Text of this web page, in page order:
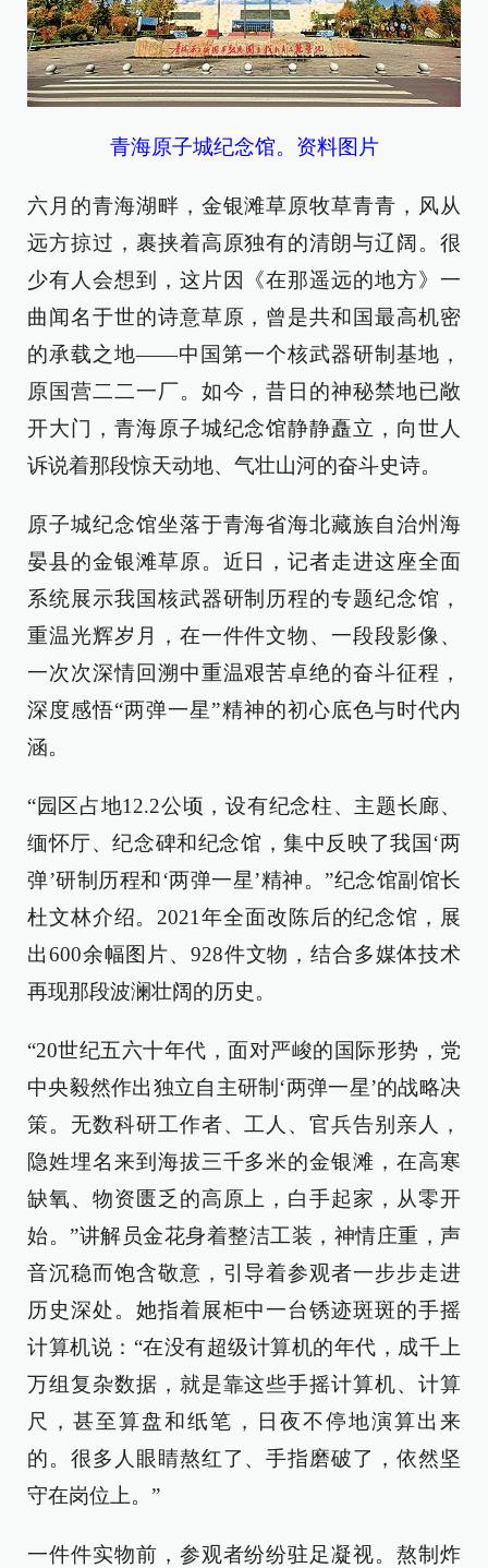
青海原子城纪念馆。资料图片
六月的青海湖畔，金银滩草原牧草青青，风从
远方掠过，裹挟着高原独有的清朗与辽阔。很
少有人会想到，这片因《在那遥远的地方》一
曲闻名于世的诗意草原，曾是共和国最高机密
的承载之地——中国第一个核武器研制基地，
原国营二二一厂。如今，昔日的神秘禁地已敞
开大门，青海原子城纪念馆静静矗立，向世人
诉说着那段惊天动地、气壮山河的奋斗史诗。
原子城纪念馆坐落于青海省海北藏族自治州海
晏县的金银滩草原。近日，记者走进这座全面
系统展示我国核武器研制历程的专题纪念馆，
重温光辉岁月，在一件件文物、一段段影像、
一次次深情回溯中重温艰苦卓绝的奋斗征程，
深度感悟“两弹一星”精神的初心底色与时代内
涵。
“园区占地12.2公顷，设有纪念柱、主题长廊、
缅怀厅、纪念碑和纪念馆，集中反映了我国‘两
弹’研制历程和‘两弹一星’精神。”纪念馆副馆长
杜文林介绍。2021年全面改陈后的纪念馆，展
出600余幅图片、928件文物，结合多媒体技术
再现那段波澜壮阔的历史。
“20世纪五六十年代，面对严峻的国际形势，党
中央毅然作出独立自主研制‘两弹一星’的战略决
策。无数科研工作者、工人、官兵告别亲人，
隐姓埋名来到海拔三千多米的金银滩，在高寒
缺氧、物资匮乏的高原上，白手起家，从零开
始。”讲解员金花身着整洁工装，神情庄重，声
音沉稳而饱含敬意，引导着参观者一步步走进
历史深处。她指着展柜中一台锈迹斑斑的手摇
计算机说：“在没有超级计算机的年代，成千上
万组复杂数据，就是靠这些手摇计算机、计算
尺，甚至算盘和纸笔，日夜不停地演算出来
的。很多人眼睛熬红了、手指磨破了，依然坚
守在岗位上。”
一件件实物前，参观者纷纷驻足凝视。熬制炸